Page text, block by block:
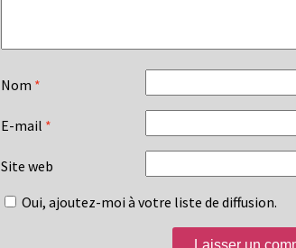
Nom *
E-mail *
Site web
Oui, ajoutez-moi à votre liste de diffusion.